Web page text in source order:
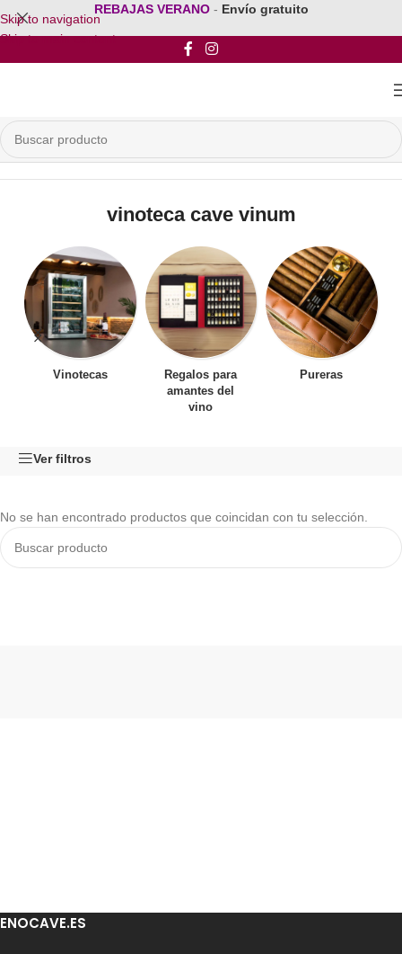
Skip to navigation
Skip to main content
REBAJAS VERANO - Envío gratuito
Inicio/Productos etiquetados “vinoteca cave vinum”
vinoteca cave vinum
Vinotecas
Regalos para
amantes del
vino
Pureras
Ver filtros
No se han encontrado productos que coincidan con tu selección.
ENOCAVE.ES